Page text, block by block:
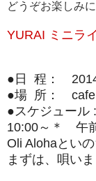
どうぞお楽しみに
YURAI ミニラ
●日 程：
●場 所： cafe
●スケジュール :
10:00～ ＊ 午
Oli Alohaとい
まずは、唄いま